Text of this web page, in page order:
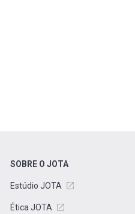
SOBRE O JOTA
Estúdio JOTA
Ética JOTA